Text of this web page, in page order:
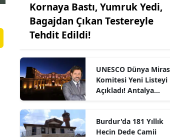
Kornaya Bastı, Yumruk Yedi,
Bagajdan Çıkan Testereyle
Tehdit Edildi!
UNESCO Dünya Miras
Komitesi Yeni Listeyi
Açıkladı! Antalya
Burdur'da 181 Yıllık
Hecin Dede Camii